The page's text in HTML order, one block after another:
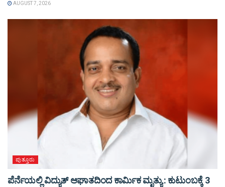
AUGUST 7, 2026
ಪುತ್ತೂರು
ಪೆರ್ನೆಯಲ್ಲಿ ವಿದ್ಯುತ್ ಆಘಾತದಿಂದ ಕಾರ್ಮಿಕ ಮೃತ್ಯು : ಕುಟುಂಬಕ್ಕೆ 3